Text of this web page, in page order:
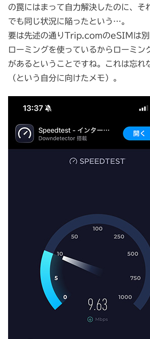
の罠にはまって自力解決したのに、そ
でも同じ状況に陥ったという…。
要は先述の通りTrip.comのeSIMは別
ローミングを使っているからローミン
があるということですね。これは忘れ
（という自分に向けたメモ）。